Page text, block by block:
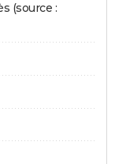
(source :